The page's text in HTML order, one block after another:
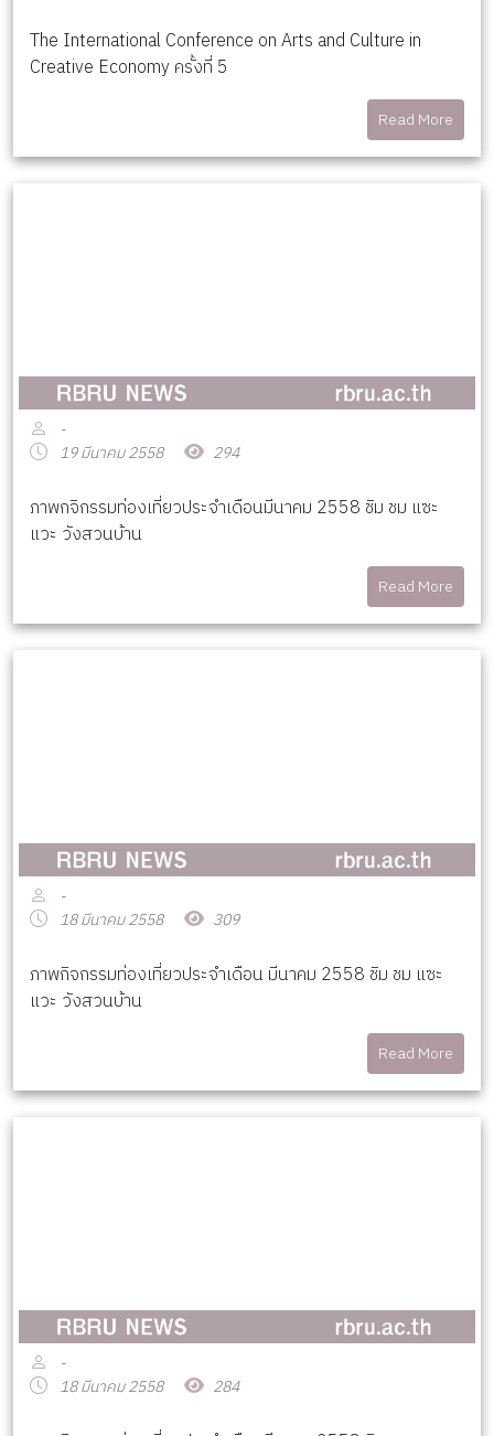
The International Conference on Arts and Culture in
Creative Economy ครั้งที่ 5
Read More
-
19 มีนาคม 2558
294
ภาพกจิกรรมท่องเที่ยวประจำเดือนมีนาคม 2558 ชิม ชม แซะ
แวะ วังสวนบ้าน
Read More
-
18 มีนาคม 2558
309
ภาพกิจกรรมท่องเที่ยวประจำเดือน มีนาคม 2558 ชิม ชม แซะ
แวะ วังสวนบ้าน
Read More
-
18 มีนาคม 2558
284